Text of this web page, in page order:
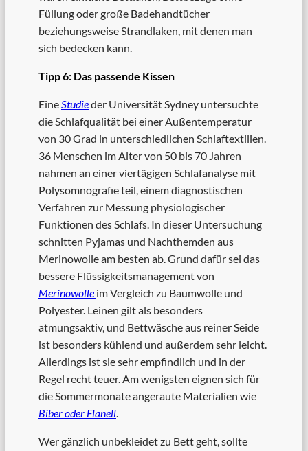
Füllung oder große Badehandtücher
beziehungsweise Strandlaken, mit denen man
sich bedecken kann.
Tipp 6: Das passende Kissen
EineStudieder Universität Sydney untersuchte
die Schlafqualität bei einer Außentemperatur
von 30 Grad in unterschiedlichen Schlaftextilien.
36 Menschen im Alter von 50 bis 70 Jahren
nahmen an einer viertägigen Schlafanalyse mit
Polysomnografie teil, einem diagnostischen
Verfahren zur Messung physiologischer
Funktionen des Schlafs. In dieser Untersuchung
schnitten Pyjamas und Nachthemden aus
Merinowolle am besten ab. Grund dafür sei das
bessere Flüssigkeitsmanagement von
Merinowolle im Vergleich zu Baumwolle und
Polyester. Leinen gilt als besonders
atmungsaktiv, und Bettwäsche aus reiner Seide
ist besonders kühlend und außerdem sehr leicht.
Allerdings ist sie sehr empfindlich und in der
Regel recht teuer. Am wenigsten eignen sich für
die Sommermonate angeraute Materialien wie
Biber oder Flanell.
Wer gänzlich unbekleidet zu Bett geht, sollte